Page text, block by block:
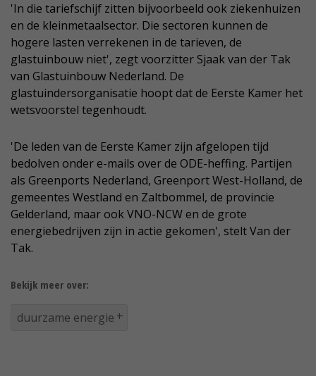
'In die tariefschijf zitten bijvoorbeeld ook ziekenhuizen
en de kleinmetaalsector. Die sectoren kunnen de
hogere lasten verrekenen in de tarieven, de
glastuinbouw niet', zegt voorzitter Sjaak van der Tak
van Glastuinbouw Nederland. De
glastuindersorganisatie hoopt dat de Eerste Kamer het
wetsvoorstel tegenhoudt.
'De leden van de Eerste Kamer zijn afgelopen tijd
bedolven onder e-mails over de ODE-heffing. Partijen
als Greenports Nederland, Greenport West-Holland, de
gemeentes Westland en Zaltbommel, de provincie
Gelderland, maar ook VNO-NCW en de grote
energiebedrijven zijn in actie gekomen', stelt Van der
Tak.
Bekijk meer over:
duurzame energie